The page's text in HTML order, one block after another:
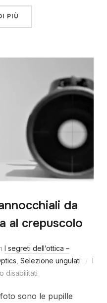
PIÙ
da
al crepuscolo
I segreti dell’ottica –
Selezione ungulati
I
disabilitati
sono le pupille